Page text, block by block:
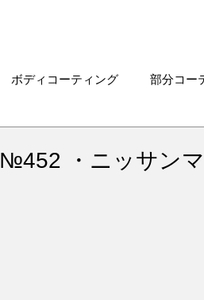
ボディコーティング 部分コー
№452 ・ニッサン